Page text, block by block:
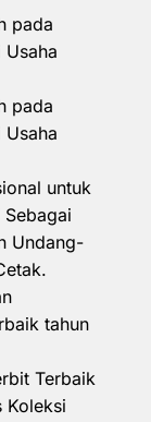
pada
pada
untuk
Undang-
tahun
Terbaik
Koleksi